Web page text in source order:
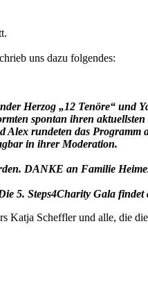
uns dazu folgendes:
Herzog „12 Tenöre“ und
spontan ihren
Alex rundeten das Programm
in ihrer Moderation.
DANKE an Familie
5. Steps4Charity Gala findet
Scheffler und alle, die